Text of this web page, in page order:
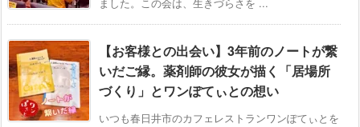
ました。この会は、生きづらさを ...
【お客様との出会い】3年前のノートが繋
いだご縁。薬剤師の彼女が描く「居場所
づくり」とワンぽてぃとの想い
いつも春日井市のカフェレストランワンぽてぃとを